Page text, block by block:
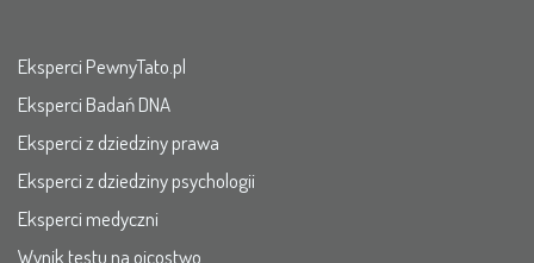
Eksperci PewnyTato.pl
Eksperci Badań DNA
Eksperci z dziedziny prawa
Eksperci z dziedziny psychologii
Eksperci medyczni
Wynik testu na ojcostwo